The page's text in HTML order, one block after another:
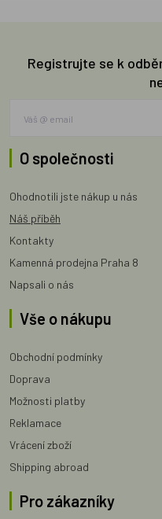
Registrujte se k
O společnosti
Ohodnotili jste nákup u nás
Náš příběh
Kontakty
Kamenná prodejna Praha 8
Napsali o nás
Vše o nákupu
Obchodní podmínky
Doprava
Možnosti platby
Reklamace
Vrácení zboží
Shipping abroad
Pro zákazníky